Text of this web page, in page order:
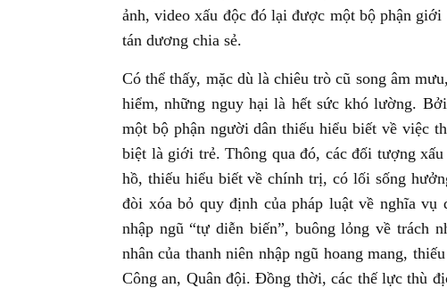
ảnh, video xấu độc đó lại được một bộ phận
tán dương chia sẻ.
Có thể thấy, mặc dù là chiêu trò cũ song âm
hiểm, những nguy hại là hết sức khó lường.
một bộ phận người dân thiếu hiểu biết về việc
biệt là giới trẻ. Thông qua đó, các đối tượng
hồ, thiếu hiểu biết về chính trị, có lối sống
đòi xóa bỏ quy định của pháp luật về nghĩa vụ
nhập ngũ “tự diễn biến”, buông lỏng về trách
nhân của thanh niên nhập ngũ hoang mang,
Công an, Quân đội. Đồng thời, các thế lực thù